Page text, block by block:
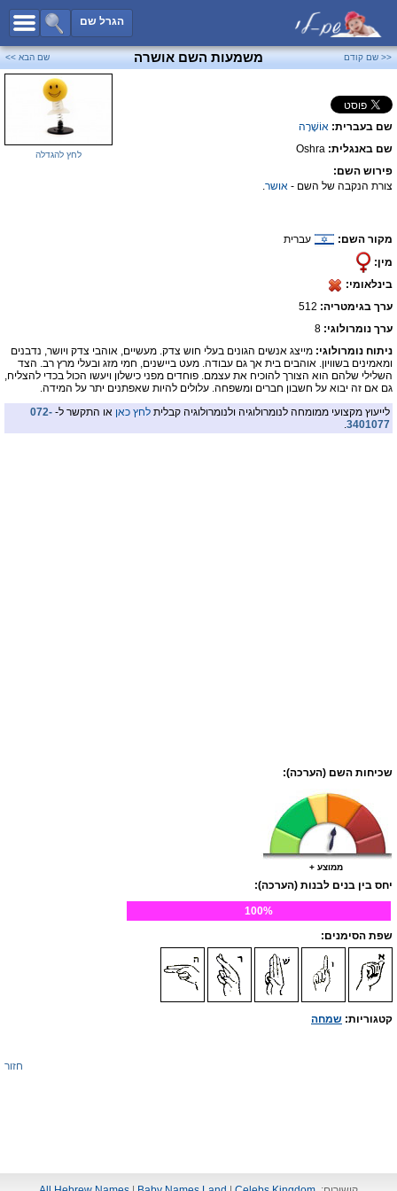
הגרל שם
כל השמות
שמות לבנים
שמות לבנות
שמות משותפים
שמות נפוצים
פייסבוק
<< שם קודם משמעות השם אושרה שם הבא >>
שם בעברית: אוֹשֶׁרָה
שם באנגלית: Oshra
פירוש השם:
צורת הנקבה של השם - אושר.
מקור השם:
עברית
מין:
בינלאומי:
ערך בגימטריה:
ערך נומרולוגי: 8
לחץ להגדלה
ניתוח נומרולוגי: מייצג אנשים הגונים בעלי חוש צדק. מעשיים, אוהבי צדק ויושר, נדבנים
ומאמינים בשוויון. אוהבים בית אך גם עבודה. מעט ביישנים, חמי מזג ובעלי מרץ רב. הצד
השלילי שלהם הוא הצורך להוכיח את עצמם. פוחדים מפני כישלון ויעשו הכול בכדי להצליח,
גם אם זה יבוא על חשבון חברים ומשפחה. עלולים להיות שאפתנים יתר על המידה.
לייעוץ מקצועי ממומחה לנומרולוגיה ולנומרולוגיה קבלית לחץ כאן או התקשר ל- 072-
3401077
.
שכיחות השם (הערכה):
ממוצע +
יחס בין בנים לבנות (הערכה):
100%
שפת הסימנים:
קטגוריות: שמחה
חזור